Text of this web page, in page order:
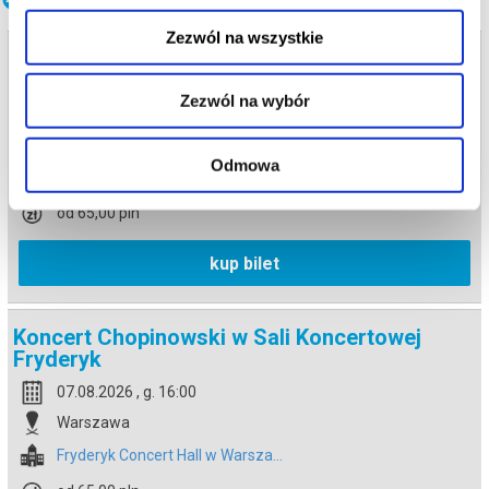
Zezwól na wszystkie
Zezwól na wybór
Odmowa
Koncert Chopinowski w Sali Koncertowej
Fryderyk
Warszawa
Fryderyk Concert Hall w Warsza...
od 65,00 pln
kup bilet
Koncert Chopinowski w Sali Koncertowej
Fryderyk
07.08.2026 , g. 16:00
Warszawa
Fryderyk Concert Hall w Warsza...